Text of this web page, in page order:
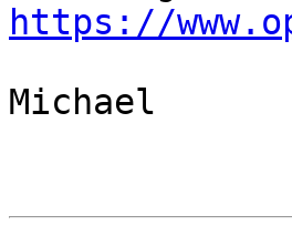
https://
Michael